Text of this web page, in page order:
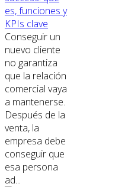
es, funciones y
KPIs clave
Conseguir un
nuevo cliente
no garantiza
que la relación
comercial vaya
a mantenerse.
Después de la
venta, la
empresa debe
conseguir que
esa persona
ad...